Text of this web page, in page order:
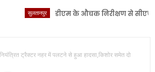
डीएम के औचक निरीक्षण से सीएचसी
ट्रैक्टर नहर में पलटने से हुआ हादसा,किशोर समेत दो